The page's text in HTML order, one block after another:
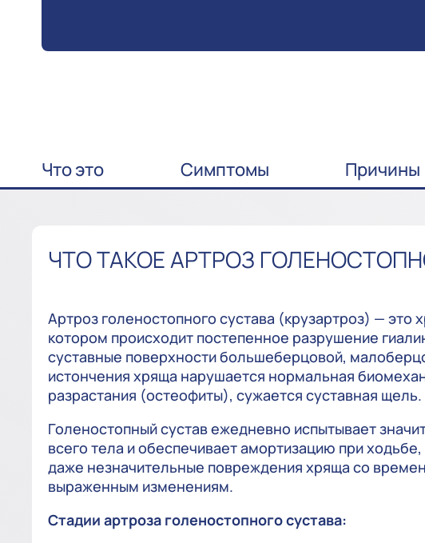
Что это Симптомы Причины
ЧТО ТАКОЕ АРТРОЗ
Артроз голеностопного сустава (крузартроз) — это
котором происходит постепенное разрушение
суставные поверхности большеберцовой,
истончения хряща нарушается нормальная
разрастания (остеофиты), сужается суставная щель.
Голеностопный сустав ежедневно испытывает
всего тела и обеспечивает амортизацию при
даже незначительные повреждения хряща со
выраженным изменениям.
Стадии артроза голеностопного сустава: